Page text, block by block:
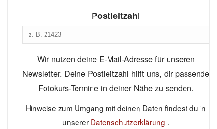
Postleitzahl
Wir nutzen deine E-Mail-Adresse für unseren
Newsletter. Deine Postleitzahl hilft uns, dir passende
Fotokurs-Termine in deiner Nähe zu senden.
Hinweise zum Umgang mit deinen Daten findest du in
unserer Datenschutzerklärung .